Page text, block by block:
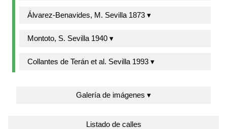
Álvarez-Benavides, M. Sevilla 1873 ▾
Montoto, S. Sevilla 1940 ▾
Collantes de Terán et al. Sevilla 1993 ▾
Galería de imágenes ▾
Listado de calles